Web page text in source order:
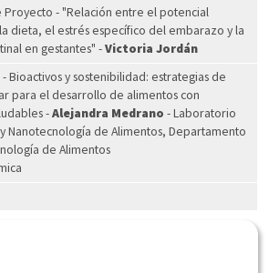
Proyecto - "Relación entre el potencial
dieta, el estrés específico del embarazo y la
en gestantes" -Victoria Jordán
Bioactivos y sostenibilidad: estrategias de
para el desarrollo de alimentos con
-Alejandra Medrano - Laboratorio
Nanotecnología de Alimentos, Departamento
de Alimentos